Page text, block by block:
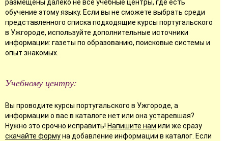
размещены далеко не все учебные центры, где есть
обучение этому языку. Если вы не сможете выбрать среди
представленного списка подходящие курсы португальского
в Ужгороде, используйте дополнительные источники
информации: газеты по образованию, поисковые системы и
опыт знакомых.
Учебному центру:
Вы проводите курсы португальского в Ужгороде, а
информации о вас в каталоге нет или она устаревшая?
Нужно это срочно исправить! Напишите нам или же сразу
скачайте формуна добавление информации в каталог. Если